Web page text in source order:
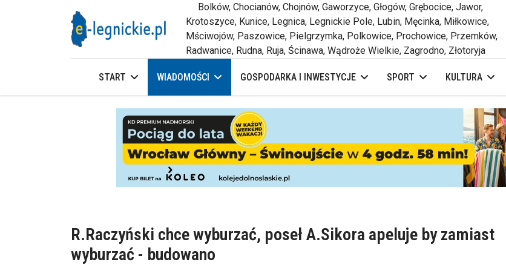
Bolków, Chocianów, Chojnów, Gaworzyce, Głogów, Grębocice, Jawor,
Krotoszyce, Kunice, Legnica, Legnickie Pole, Lubin, Męcinka, Miłkowice,
Mściwojów, Paszowice, Pielgrzymka, Polkowice, Prochowice, Przemków,
Radwanice, Rudna, Ruja, Ścinawa, Wądroże Wielkie, Zagrodno, Złotoryja
START WIADOMOŚCI GOSPODARKA I INWESTYCJE SPORT KULTURA
R.Raczyński chce wyburzać, poseł A.Sikora apeluje by zamiast
wyburzać - budowano